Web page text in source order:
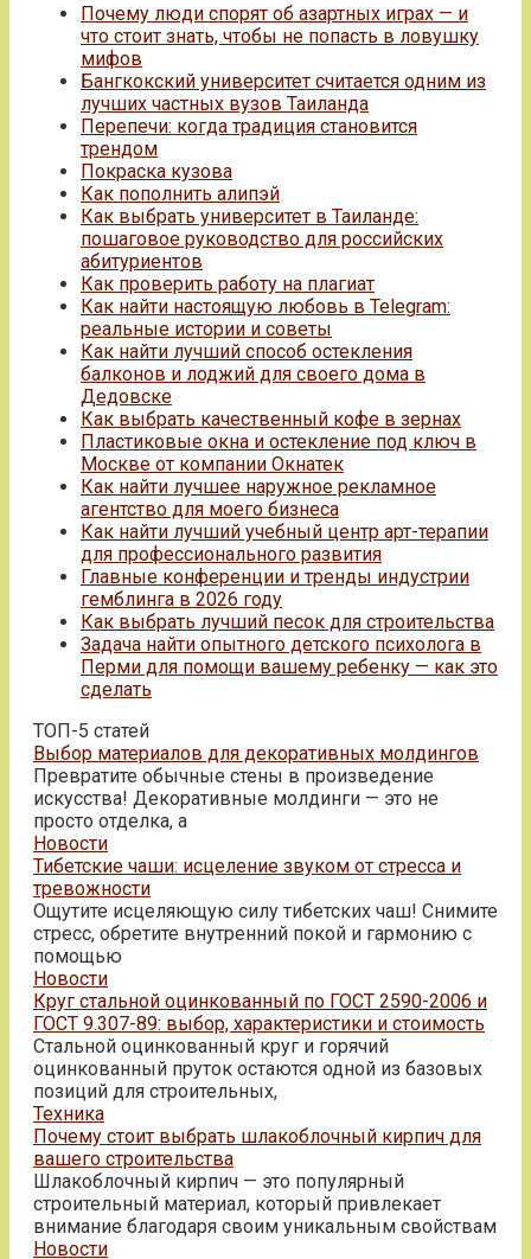
Почему люди спорят об азартных играх — и
что стоит знать, чтобы не попасть в ловушку
мифов
Бангкокский университет считается одним из
лучших частных вузов Таиланда
Перепечи: когда традиция становится
трендом
Покраска кузова
Как пополнить алипэй
Как выбрать университет в Таиланде:
пошаговое руководство для российских
абитуриентов
Как проверить работу на плагиат
Как найти настоящую любовь в Telegram:
реальные истории и советы
Как найти лучший способ остекления
балконов и лоджий для своего дома в
Дедовске
Как выбрать качественный кофе в зернах
Пластиковые окна и остекление под ключ в
Москве от компании Окнатек
Как найти лучшее наружное рекламное
агентство для моего бизнеса
Как найти лучший учебный центр арт-терапии
для профессионального развития
Главные конференции и тренды индустрии
гемблинга в 2026 году
Как выбрать лучший песок для строительства
Задача найти опытного детского психолога в
Перми для помощи вашему ребенку — как это
сделать
ТОП-5 статей
Выбор материалов для декоративных молдингов
Превратите обычные стены в произведение
искусства! Декоративные молдинги — это не
просто отделка, а
Новости
Тибетские чаши: исцеление звуком от стресса и
тревожности
Ощутите исцеляющую силу тибетских чаш! Снимите
стресс, обретите внутренний покой и гармонию с
помощью
Новости
Круг стальной оцинкованный по ГОСТ 2590-2006 и
ГОСТ 9.307-89: выбор, характеристики и стоимость
Стальной оцинкованный круг и горячий
оцинкованный пруток остаются одной из базовых
позиций для строительных,
Техника
Почему стоит выбрать шлакоблочный кирпич для
вашего строительства
Шлакоблочный кирпич — это популярный
строительный материал, который привлекает
внимание благодаря своим уникальным свойствам
Новости